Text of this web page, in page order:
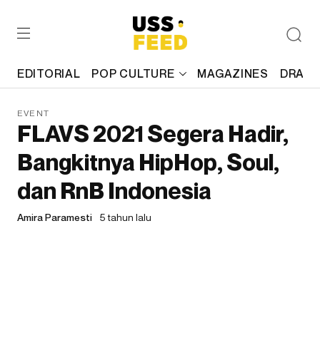
EDITORIAL POP CULTURE MAGAZINES
EVENT
FLAVS 2021 Segera Hadir,
Bangkitnya HipHop, Soul,
dan RnB Indonesia
Amira Paramesti 5 tahun lalu